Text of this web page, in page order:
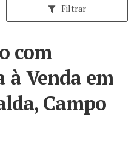
Filtrar
com
Venda em
Campo